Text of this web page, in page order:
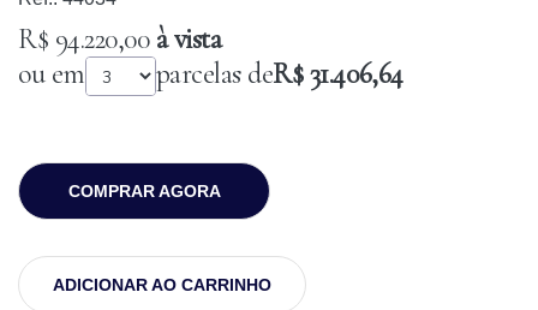
R$ 94.220,00à vista
ou em
parcelas deR$ 31.406,64
COMPRAR AGORA
ADICIONAR AO CARRINHO